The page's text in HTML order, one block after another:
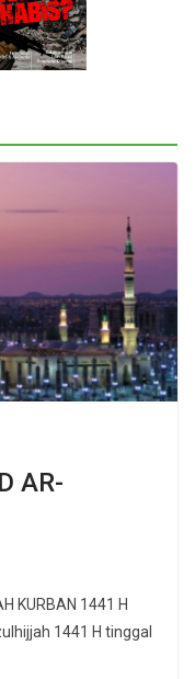
AR-
1441 H tinggal